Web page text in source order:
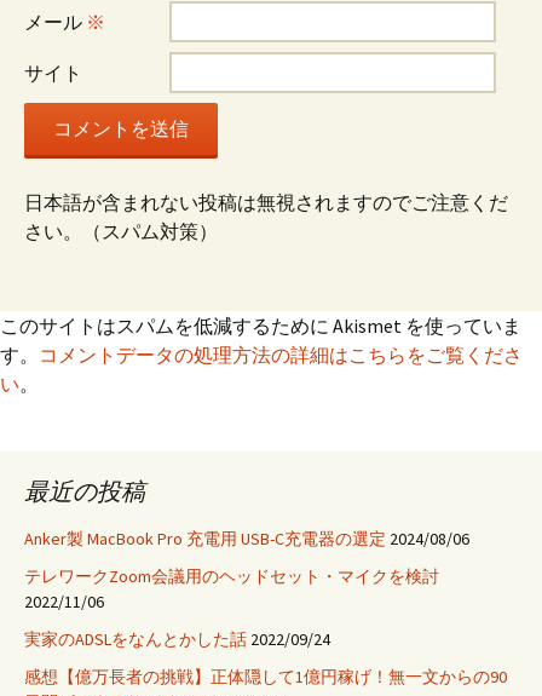
ョ
ン
メール ※
サイト
日本語が含まれない投稿は無視されますのでご注意くだ
さい。（スパム対策）
このサイトはスパムを低減するために Akismet を使っていま
す。 コメントデータの処理方法の詳細はこちらをご覧くださ
い。
最近の投稿
Anker製 MacBook Pro 充電用 USB-C充電器の選定 2024/08/06
テレワークZoom会議用のヘッドセット・マイクを検討
2022/11/06
実家のADSLをなんとかした話 2022/09/24
感想【億万長者の挑戦】正体隠して1億円稼げ！無一文からの90